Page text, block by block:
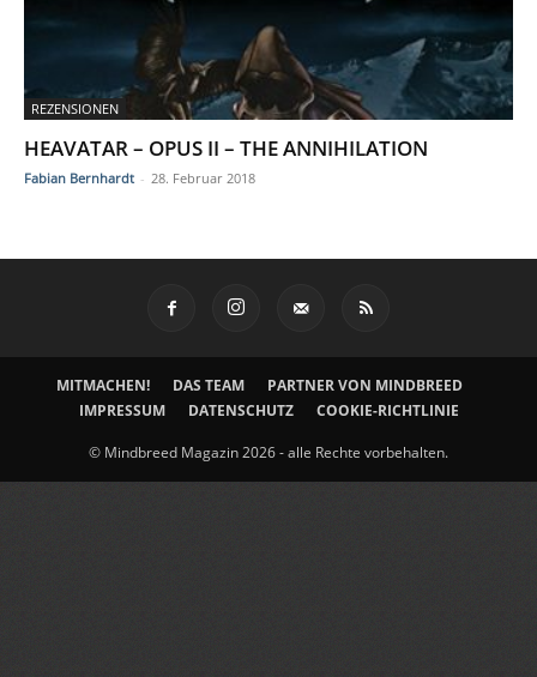
REZENSIONEN
HEAVATAR – OPUS II – THE ANNIHILATION
Fabian Bernhardt - 28. Februar 2018
MITMACHEN! DAS TEAM
PARTNER VON MINDBREED
IMPRESSUM
DATENSCHUTZ COOKIE-RICHTLINIE
© Mindbreed Magazin 2026 - alle Rechte vorbehalten.